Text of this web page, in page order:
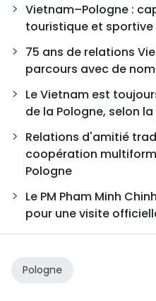
Vietnam–Pologne :
touristique et
75 ans de relations
parcours avec de
Le Vietnam est
de la Pologne, selon
Relations d'amitié
coopération
Pologne
Le PM Pham Minh
pour une visite
Pologne